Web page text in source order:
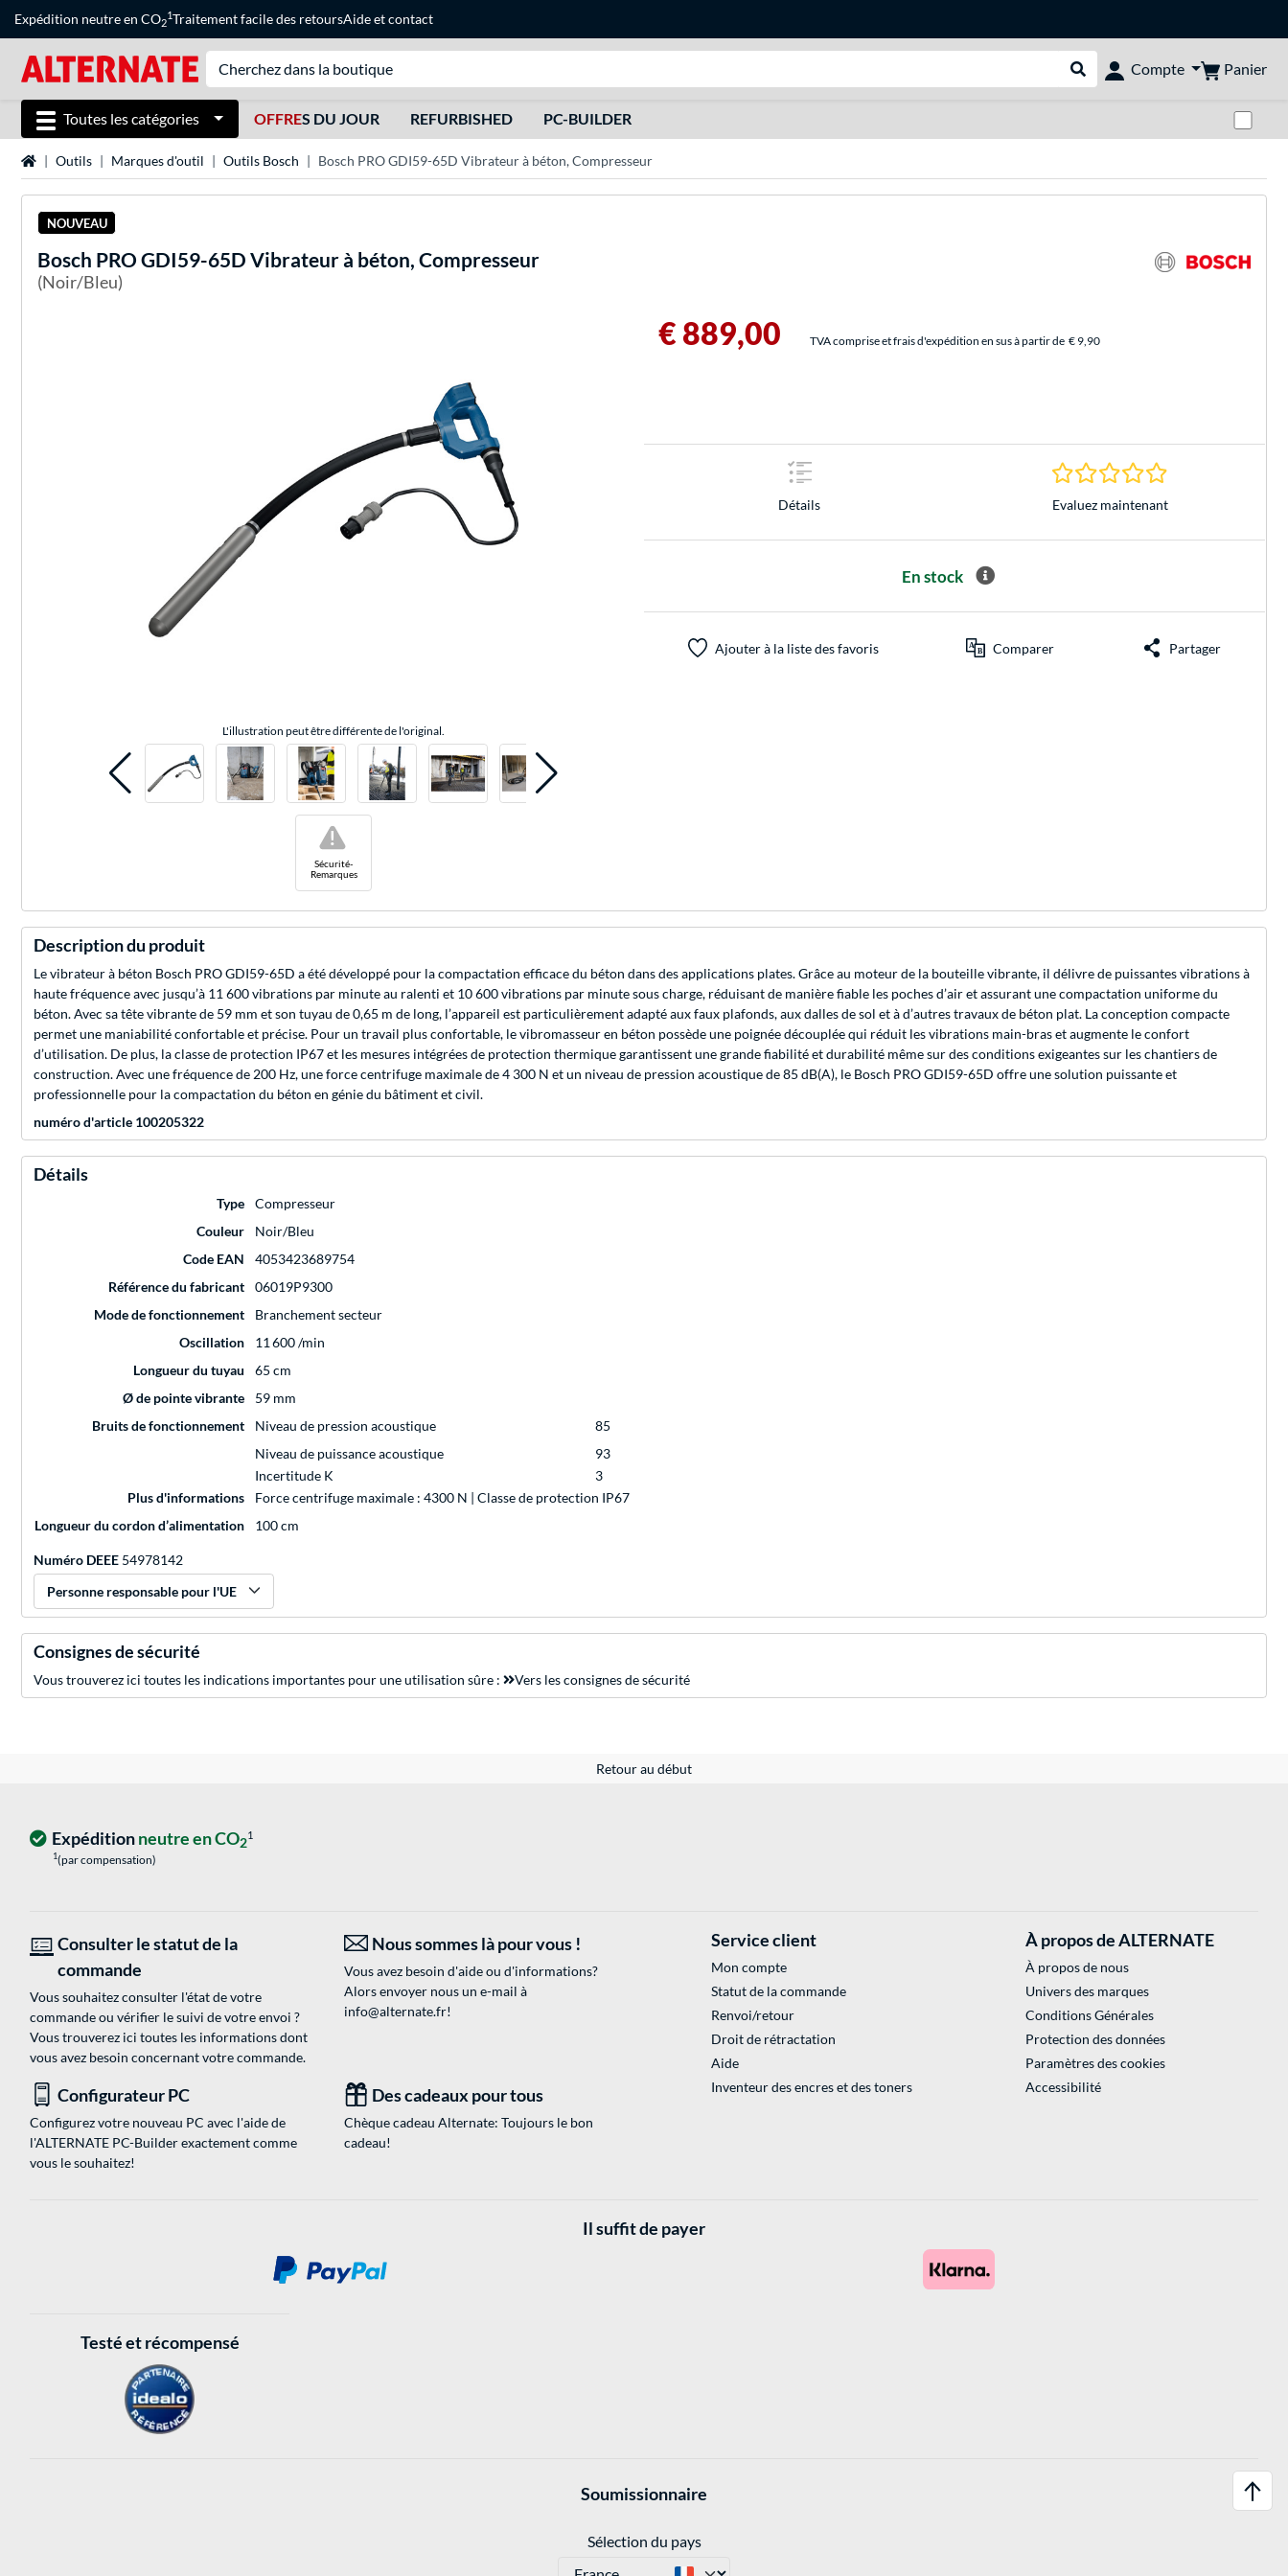
Expédition neutre en CO2
1Traitement facile des retoursAideetcontact
Rechercher dans le shop
Compte Panier
Toutes les catégories OFFRES DU JOUR REFURBISHED PC-BUILDER
Page d'accueil
Outils Marques d'outil Outils Bosch Bosch PRO GDI59-65D Vibrateur à béton, Compresseur
NOUVEAU
Bosch PRO GDI59-65D Vibrateur à béton, Compresseur
(Noir/Bleu)
L'illustration peut être différente de l'original.
Sécurité-
Remarques
!
€ 889,00 TVA comprise et frais d'expédition en sus à partir de € 9,90
Détails
0.0 Étoiles à 0
Evaluez maintenant
En stock
Ajouter à la liste des favoris Comparer Partager
Description du produit
Le vibrateur à béton Bosch PRO GDI59-65D a été développé pour la compactation efficace du béton dans des applications plates. Grâce au moteur de la bouteille vibrante, il délivre de puissantes vibrations à
haute fréquence avec jusqu’à 11 600 vibrations par minute au ralenti et 10 600 vibrations par minute sous charge, réduisant de manière fiable les poches d’air et assurant une compactation uniforme du
béton. Avec sa tête vibrante de 59 mm et son tuyau de 0,65 m de long, l’appareil est particulièrement adapté aux faux plafonds, aux dalles de sol et à d’autres travaux de béton plat. La conception compacte
permet une maniabilité confortable et précise. Pour un travail plus confortable, le vibromasseur en béton possède une poignée découplée qui réduit les vibrations main-bras et augmente le confort
d’utilisation. De plus, la classe de protection IP67 et les mesures intégrées de protection thermique garantissent une grande fiabilité et durabilité même sur des conditions exigeantes sur les chantiers de
construction. Avec une fréquence de 200 Hz, une force centrifuge maximale de 4 300 N et un niveau de pression acoustique de 85 dB(A), le Bosch PRO GDI59-65D offre une solution puissante et
professionnelle pour la compactation du béton en génie du bâtiment et civil.
numéro d'article 100205322
Détails
Type
Compresseur
Couleur
Noir/Bleu
Code EAN
4053423689754
Référence du fabricant
06019P9300
Mode de fonctionnement
Branchement secteur
Oscillation
11 600 /min
Longueur du tuyau
65 cm
Ø de pointe vibrante
59 mm
Bruits de fonctionnement
Niveau de pression acoustique
85
Niveau de puissance acoustique
93
Incertitude K
3
Plus d'informations
Force centrifuge maximale : 4300 N | Classe de protection IP67
Longueur du cordon d’alimentation
100 cm
Numéro DEEE 54978142
Personne responsable pour l'UE
Consignes de sécurité
Vous trouverez ici toutes les indications importantes pour une utilisation sûre : Vers les consignes de sécurité
Retour au début
Expéditionneutre en CO21
1(par compensation)
Consulter le statut de la
commande
Vous souhaitez consulter l'état de votre
commande ou vérifier le suivi de votre envoi ?
Vous trouverez ici toutes les informations dont
vous avez besoin concernant votre commande.
Nous sommes là pour vous !
Vous avez besoin d'aide ou d'informations?
Alors envoyer nous un e-mail à
info@alternate.fr!
Configurateur PC
Configurez votre nouveau PC avec l'aide de
l'ALTERNATE PC-Builder exactement comme
vous le souhaitez!
Des cadeaux pour tous
Chèque cadeau Alternate: Toujours le bon
cadeau!
Service client
Mon compte
Statut de la commande
Renvoi/retour
Droit de rétractation
Aide
Inventeur des encres et des toners
À propos de ALTERNATE
À propos de nous
Univers des marques
Conditions Générales
Protection des données
Paramètres des cookies
Accessibilité
Il suffit de payer
Testé et récompensé
Soumissionnaire
Sélection du pays